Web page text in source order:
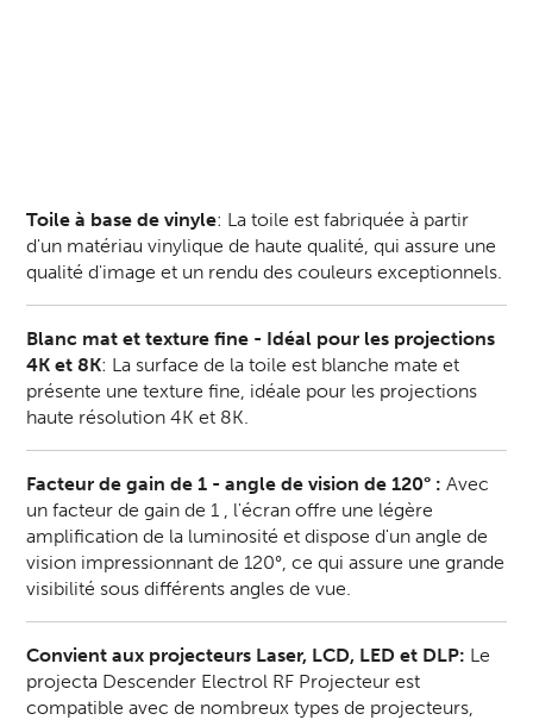
Toile à base de vinyle: La toile est fabriquée à partir
d'un matériau vinylique de haute qualité, qui assure une
qualité d'image et un rendu des couleurs exceptionnels.
Blanc mat et texture fine - Idéal pour les projections
4K et 8K: La surface de la toile est blanche mate et
présente une texture fine, idéale pour les projections
haute résolution 4K et 8K.
Facteur de gain de 1 - angle de vision de 120° : Avec
un facteur de gain de 1 , l'écran offre une légère
amplification de la luminosité et dispose d'un angle de
vision impressionnant de 120°, ce qui assure une grande
visibilité sous différents angles de vue.
Convient aux projecteurs Laser, LCD, LED et DLP: Le
projecta Descender Electrol RF Projecteur est
compatible avec de nombreux types de projecteurs,